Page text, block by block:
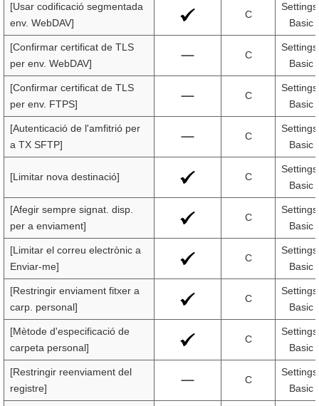
[Usar codificació segmentada
env. WebDAV]
C
Basic
[Confirmar certificat de TLS
per env. WebDAV]
C
Basic
[Confirmar certificat de TLS
per env. FTPS]
C
Basic
[Autenticació de l'amfitrió per
a TX SFTP]
C
Basic
[Limitar nova destinació] C
Basic
[Afegir sempre signat. disp.
per a enviament]
C
Basic
[Limitar el correu electrònic a
Enviar-me]
C
Basic
[Restringir enviament fitxer a
carp. personal]
C
Basic
[Mètode d'especificació de
carpeta personal]
C
Basic
[Restringir reenviament del
registre]
C
Basic